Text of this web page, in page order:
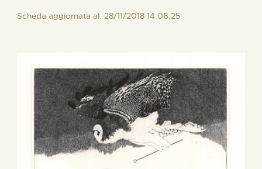
Scheda aggiornata al: 28/11/2018 14:06:25